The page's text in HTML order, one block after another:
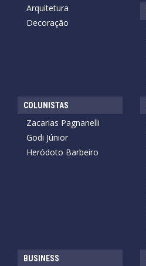
Arquitetura
Decoração
COLUNISTAS
Zacarias Pagnanelli
Godi Júnior
Heródoto Barbeiro
BUSINESS